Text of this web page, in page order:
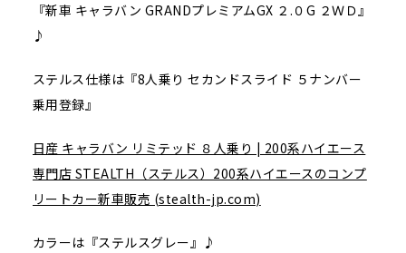
『新車 キャラバン GRANDプレミアムGX ２.０G ２ＷＤ』
♪
ステルス仕様は『8人乗り セカンドスライド ５ナンバー
乗用登録』
日産 キャラバン リミテッド ８人乗り | 200系ハイエース
専門店 STEALTH（ステルス）200系ハイエースのコンプ
リートカー新車販売 (stealth-jp.com)
カラーは『ステルスグレー』♪